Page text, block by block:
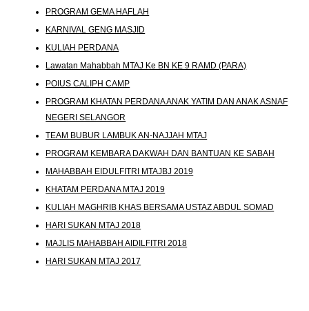
PROGRAM GEMA HAFLAH
KARNIVAL GENG MASJID
KULIAH PERDANA
Lawatan Mahabbah MTAJ Ke BN KE 9 RAMD (PARA)
POIUS CALIPH CAMP
PROGRAM KHATAN PERDANA ANAK YATIM DAN ANAK ASNAF
NEGERI SELANGOR
TEAM BUBUR LAMBUK AN-NAJJAH MTAJ
PROGRAM KEMBARA DAKWAH DAN BANTUAN KE SABAH
MAHABBAH EIDULFITRI MTAJBJ 2019
KHATAM PERDANA MTAJ 2019
KULIAH MAGHRIB KHAS BERSAMA USTAZ ABDUL SOMAD
HARI SUKAN MTAJ 2018
MAJLIS MAHABBAH AIDILFITRI 2018
HARI SUKAN MTAJ 2017